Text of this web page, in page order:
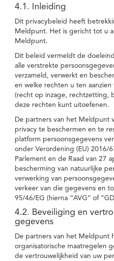
4.1. Inleiding
Dit privacybeleid heeft
Meldpunt. Het is gericht tot u
Meldpunt.
Dit beleid vermeldt de
alle verstrekte
verzameld, verwerkt en
en welke rechten u ten
(recht op inzage, rechtzetting,
deze rechten kunt uitoefenen.
De partners van het Meldpunt
privacy te beschermen en te
platform persoonsgegevens
onder Verordening (EU) 2016/
Parlement en de Raad van 27
bescherming van natuurlijke
verwerking van
verkeer van die gegevens en
95/46/EG (hierna “AVG” of
4.2. Beveiliging en
gegevens
De partners van het Meldpunt
organisatorische maatregelen
de vertrouwelijkheid van uw